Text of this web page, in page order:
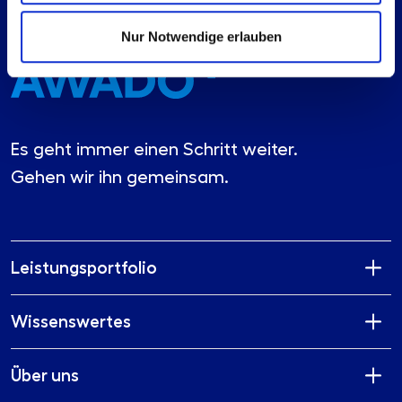
Nur Notwendige erlauben
Es geht immer einen Schritt weiter.
Gehen wir ihn gemeinsam.
Leistungsportfolio
Wissenswertes
Über uns